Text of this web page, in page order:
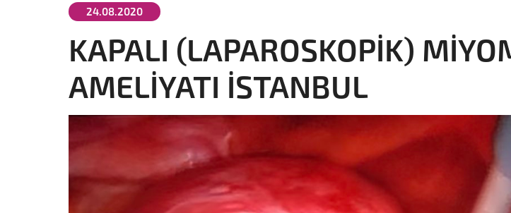
24.08.2020
KAPALI (LAPAROSKOPİK)
AMELİYATI İSTANBUL